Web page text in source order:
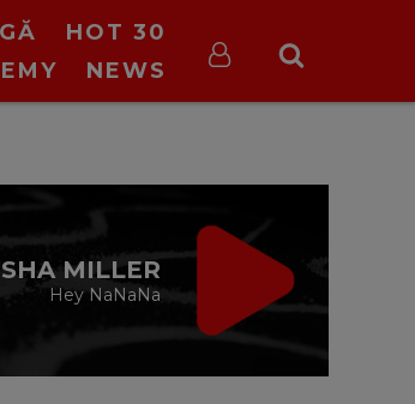
HOT 30
NEWS
RADIO
MUSIC